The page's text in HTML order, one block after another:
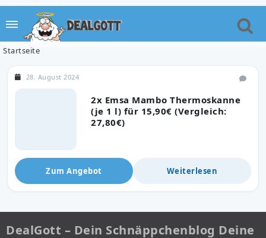
Startseite
2x Emsa Mambo Thermoskanne
(je 1 l) für 15,90€ (Vergleich:
27,80€)
28. August 2024
Zum Angebot Weiterlesen
DealGott – Dein Schnäppchenblog Deine